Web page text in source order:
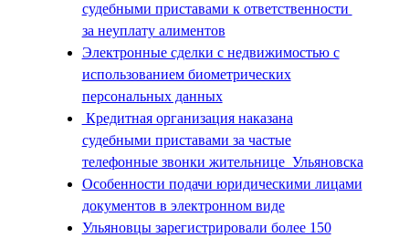
судебными приставами к ответственности
за неуплату алиментов
Электронные сделки с недвижимостью с
использованием биометрических
персональных данных
Кредитная организация наказана
судебными приставами за частые
телефонные звонки жительнице Ульяновска
Особенности подачи юридическими лицами
документов в электронном виде
Ульяновцы зарегистрировали более 150